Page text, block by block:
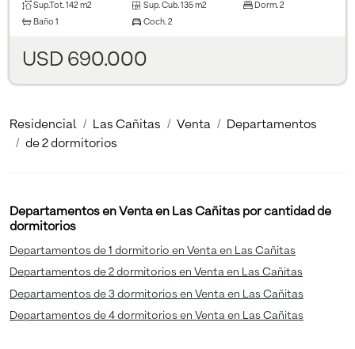
Sup.Tot. 142 m2 Sup. Cub. 135 m2 Dorm. 2
Baño 1 Coch. 2
USD 690.000
Residencial Las Cañitas Venta
Departamentos
de 2 dormitorios
Departamentos en Venta en Las Cañitas por cantidad de
dormitorios
Departamentos de 1 dormitorio en Venta en Las Cañitas
Departamentos de 2 dormitorios en Venta en Las Cañitas
Departamentos de 3 dormitorios en Venta en Las Cañitas
Departamentos de 4 dormitorios en Venta en Las Cañitas